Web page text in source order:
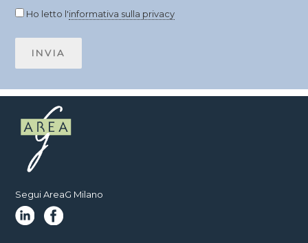
Ho letto l'informativa sulla privacy
Segui AreaG Milano